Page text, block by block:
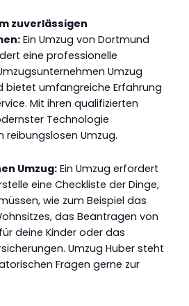
zuverlässigen
Ein Umzug von Dortmund
eine professionelle
Umzug
bietet umfangreiche Erfahrung
Mit ihren qualifizierten
Technologie
reibungslosen Umzug.
Umzug:Ein Umzug erfordert
eine Checkliste der Dinge,
wie zum Beispiel das
das Beantragen von
deine Kinder oder das
Umzug Huber steht
Fragen gerne zur